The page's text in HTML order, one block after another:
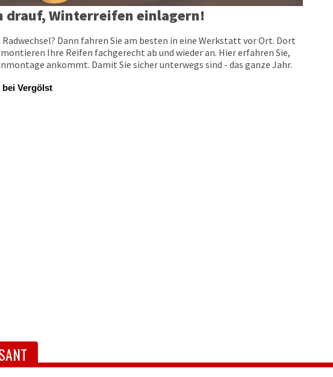
drauf, Winterreifen einlagern!
Dann fahren Sie am besten in eine Werkstatt vor Ort. Dort
Ihre Reifen fachgerecht ab und wieder an. Hier erfahren Sie,
ankommt. Damit Sie sicher unterwegs sind - das ganze Jahr.
Vergölst